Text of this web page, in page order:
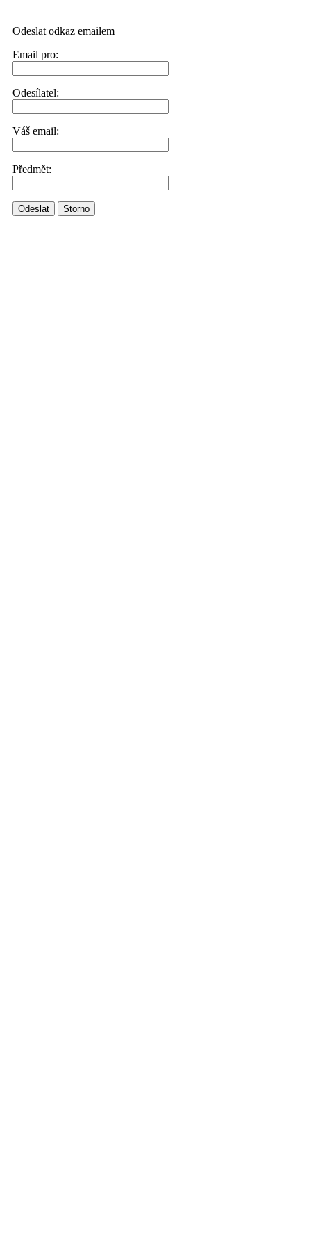
Odeslat odkaz emailem
Email pro:
Odesílatel:
Váš email:
Předmět:
Odeslat Storno